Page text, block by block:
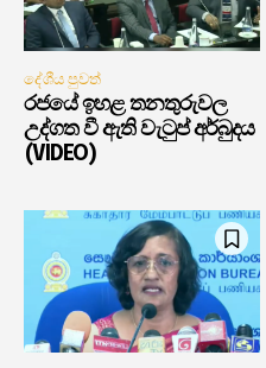
දේශීය පුවත්
රජයේ ඉහළ තනතුරුවල
උද්ගත වී ඇති වැටුප් අර්බුදය
(VIDEO)